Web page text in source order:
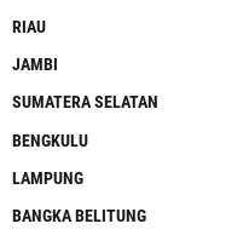
RIAU
JAMBI
SUMATERA SELATAN
BENGKULU
LAMPUNG
BANGKA BELITUNG